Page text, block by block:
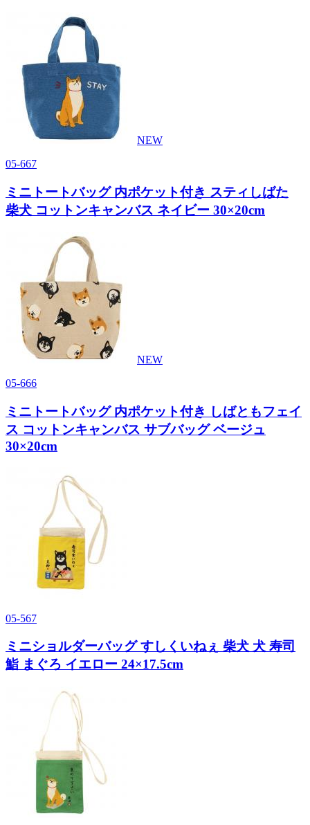
NEW
05-667
ミニトートバッグ 内ポケット付き スティしばた
柴犬 コットンキャンバス ネイビー 30×20cm
NEW
05-666
ミニトートバッグ 内ポケット付き しばともフェイ
ス コットンキャンバス サブバッグ ベージュ
30×20cm
05-567
ミニショルダーバッグ すしくいねぇ 柴犬 犬 寿司
鮨 まぐろ イエロー 24×17.5cm